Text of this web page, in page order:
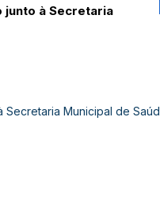
junto à Secretaria
Municipal de